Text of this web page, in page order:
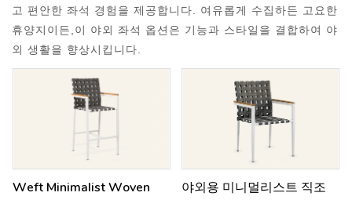
고 편안한 좌석 경험을 제공합니다. 여유롭게 수집하든 고요한
휴양지이든,이 야외 좌석 옵션은 기능과 스타일을 결합하여 야
외 생활을 향상시킵니다.
Weft Minimalist Woven
야외용 미니멀리스트 직조